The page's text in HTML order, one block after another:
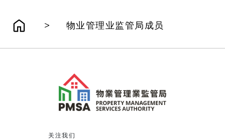
> 物业管理业监管局成员
关注我们